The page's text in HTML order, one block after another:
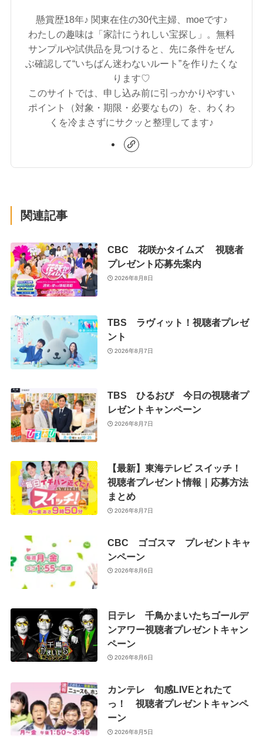
懸賞歴18年♪ 関東在住の30代主婦、moeです♪
わたしの趣味は「家計にうれしい宝探し」。無料
サンプルや試供品を見つけると、先に条件をぜん
ぶ確認して“いちばん迷わないルート”を作りたくな
ります♡
このサイトでは、申し込み前に引っかかりやすい
ポイント（対象・期限・必要なもの）を、わくわ
くを冷まさずにサクッと整理してます♪
関連記事
CBC 花咲かタイムズ 視聴者
プレゼント応募先案内
2026年8月8日
TBS ラヴィット！視聴者プレゼ
ント
2026年8月7日
TBS ひるおび 今日の視聴者プ
レゼントキャンペーン
2026年8月7日
【最新】東海テレビ スイッチ！
視聴者プレゼント情報｜応募方法
まとめ
2026年8月7日
CBC ゴゴスマ プレゼントキャ
ンペーン
2026年8月6日
日テレ 千鳥かまいたちゴールデ
ンアワー視聴者プレゼントキャン
ペーン
2026年8月6日
カンテレ 旬感LIVEとれたて
っ！ 視聴者プレゼントキャンペ
ーン
2026年8月5日